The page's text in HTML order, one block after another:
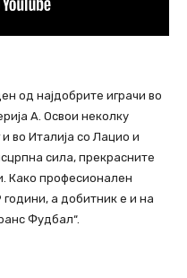
од најдобрите играчи во
А. Освои неколку
во Италија со Лацио и
сила, прекрасните
Како професионален
а добитник е и на
Фудбал“.